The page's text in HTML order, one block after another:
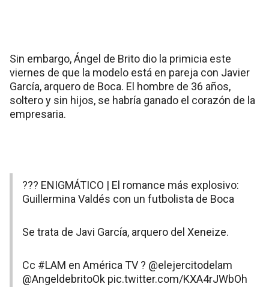
Sin embargo, Ángel de Brito dio la primicia este
viernes de que la modelo está en pareja con Javier
García, arquero de Boca. El hombre de 36 años,
soltero y sin hijos, se habría ganado el corazón de la
empresaria.
??? ENIGMÁTICO | El romance más explosivo:
Guillermina Valdés con un futbolista de Boca
Se trata de Javi García, arquero del Xeneize.
Cc #LAM en América TV ? @elejercitodelam
@AngeldebritoOk pic.twitter.com/KXA4rJWbOh